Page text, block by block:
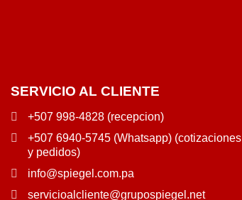
SERVICIO AL CLIENTE
+507 998-4828 (recepcion)
+507 6940-5745 (Whatsapp) (cotizaciones
y pedidos)
info@spiegel.com.pa
servicioalcliente@grupospiegel.net